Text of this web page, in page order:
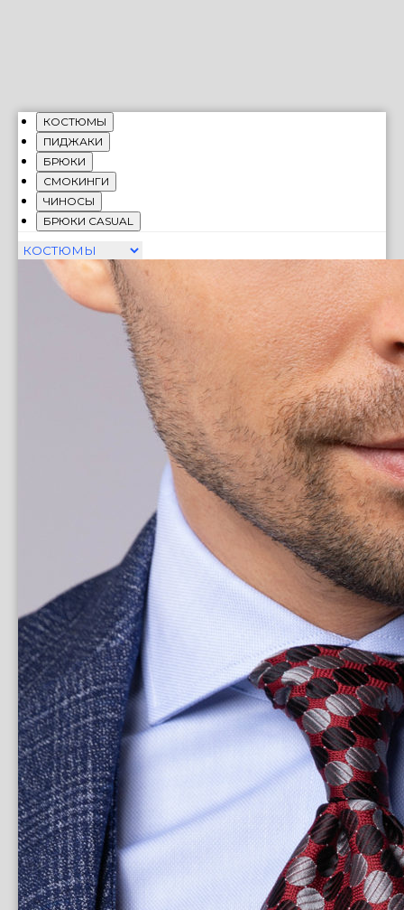
КОСТЮМЫ
ПИДЖАКИ
БРЮКИ
СМОКИНГИ
ЧИНОСЫ
БРЮКИ CASUAL